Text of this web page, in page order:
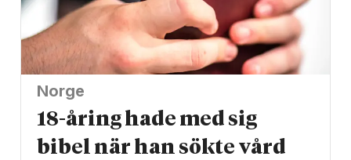
Norge
18-åring hade med sig
bibel när han sökte vård